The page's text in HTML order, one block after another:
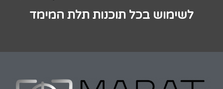
לשימוש בכל תוכנות תלת המימד